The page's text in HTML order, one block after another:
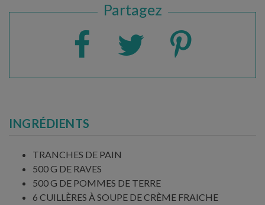
Partagez
INGRÉDIENTS
TRANCHES DE PAIN
500 G DE RAVES
500 G DE POMMES DE TERRE
6 CUILLÈRES À SOUPE DE CRÈME FRAICHE